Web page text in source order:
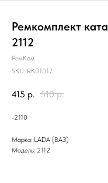
Ремкомплект
2112
РемКом
SKU: RK01017
415 р. 510 р.
-2110
Марка: LADA (ВАЗ)
Модель: 2112